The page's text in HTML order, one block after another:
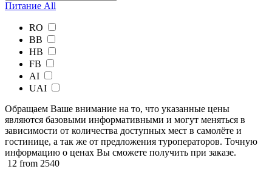
Питание All
RO
BB
HB
FB
AI
UAI
Обращаем Ваше внимание на то, что указанные цены
являются базовыми информативными и могут меняться в
зависимости от количества доступных мест в самолёте и
гостинице, а так же от предложения туроператоров. Точную
информацию о ценах Вы сможете получить при заказе.​
12 from 2540